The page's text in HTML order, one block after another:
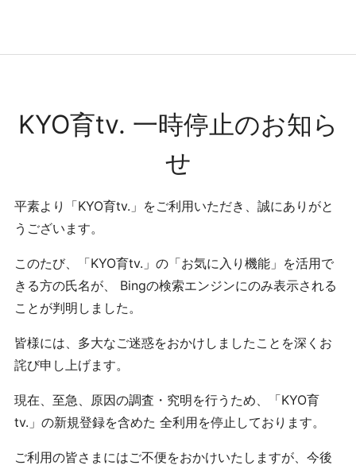
コンテンツへ
ホーム
KYO育tv. 一時停止のお知ら
せ
平素より「KYO育tv.」をご利用いただき、誠にありがと
うございます。
このたび、「KYO育tv.」の「お気に入り機能」を活用で
きる方の氏名が、 Bingの検索エンジンにのみ表示される
ことが判明しました。
皆様には、多大なご迷惑をおかけしましたことを深くお
詫び申し上げます。
現在、至急、原因の調査・究明を行うため、「KYO育
tv.」の新規登録を含めた 全利用を停止しております。
ご利用の皆さまにはご不便をおかけいたしますが、今後